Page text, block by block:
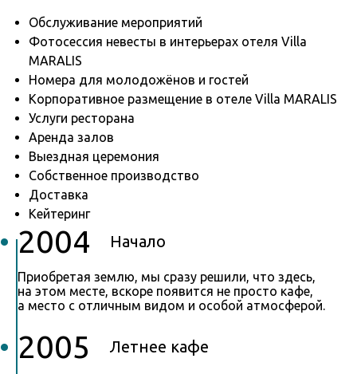
Обслуживание мероприятий
Фотосессия невесты в интерьерах отеля Villa
MARALIS
Номера для молодожёнов и гостей
Корпоративное размещение в отеле Villa MARALIS
Услуги ресторана
Аренда залов
Выездная церемония
Собственное производство
Доставка
Кейтеринг
2004 Начало
Приобретая землю, мы сразу решили, что здесь,
на этом месте, вскоре появится не просто кафе,
а место с отличным видом и особой атмосферой.
2005 Летнее кафе